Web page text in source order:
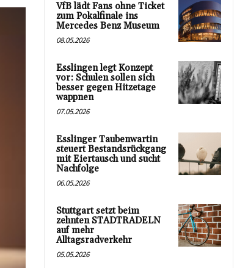
VfB lädt Fans ohne Ticket
zum Pokalfinale ins
Mercedes Benz Museum
08.05.2026
Esslingen legt Konzept
vor: Schulen sollen sich
besser gegen Hitzetage
wappnen
07.05.2026
Esslinger Taubenwartin
steuert Bestandsrückgang
mit Eiertausch und sucht
Nachfolge
06.05.2026
Stuttgart setzt beim
zehnten STADTRADELN
auf mehr
Alltagsradverkehr
05.05.2026